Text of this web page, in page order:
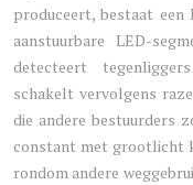
produceert, bestaat
aanstuurbare LED-
detecteert
schakelt vervolgens
die andere bestuurders
constant met grootlicht
rondom andere